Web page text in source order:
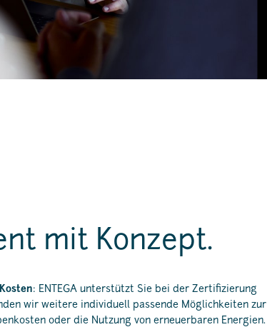
mit Konzept.
: ENTEGA unterstützt Sie bei der Zertifizierung
wir weitere individuell passende Möglichkeiten zur
oder die Nutzung von erneuerbaren Energien.